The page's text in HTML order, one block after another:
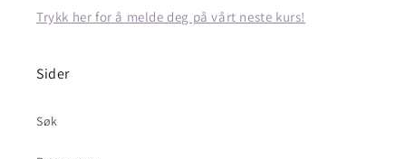
Trykk her for å melde deg på vårt neste kurs!
Sider
Søk